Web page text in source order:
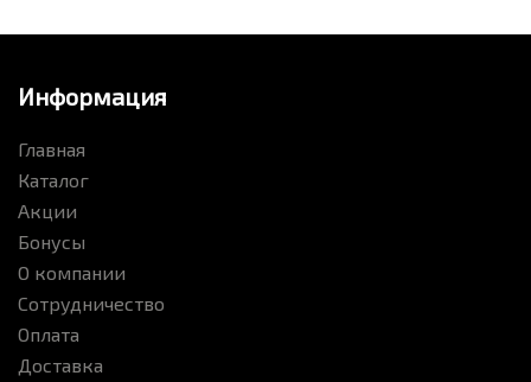
Информация
Главная
Каталог
Акции
Бонусы
О компании
Сотрудничество
Оплата
Доставка